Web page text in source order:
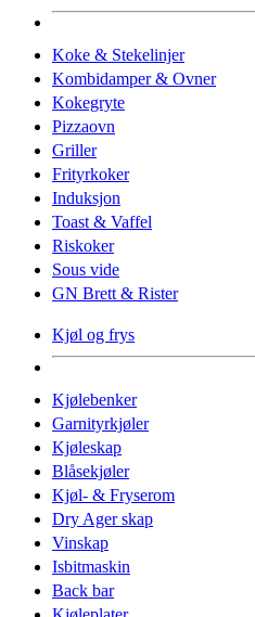
Koke & Stekelinjer
Kombidamper & Ovner
Kokegryte
Pizzaovn
Griller
Frityrkoker
Induksjon
Toast & Vaffel
Riskoker
Sous vide
GN Brett & Rister
Kjøl og frys
Kjølebenker
Garnityrkjøler
Kjøleskap
Blåsekjøler
Kjøl- & Fryserom
Dry Ager skap
Vinskap
Isbitmaskin
Back bar